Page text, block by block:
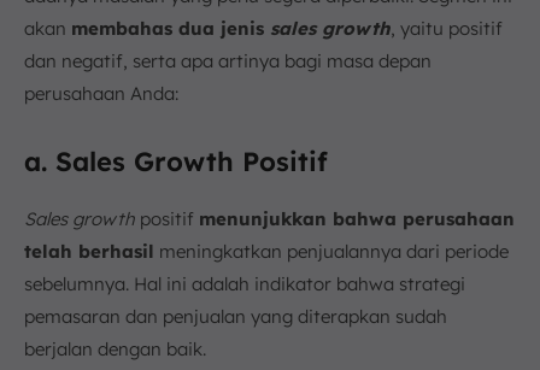
akan membahas dua jenis sales growth, yaitu positif
dan negatif, serta apa artinya bagi masa depan
perusahaan Anda:
a. Sales Growth Positif
Sales growth positif menunjukkan bahwa perusahaan
telah berhasil meningkatkan penjualannya dari periode
sebelumnya. Hal ini adalah indikator bahwa strategi
pemasaran dan penjualan yang diterapkan sudah
berjalan dengan baik.